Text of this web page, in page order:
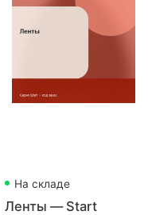
На складе
Ленты — Start